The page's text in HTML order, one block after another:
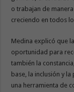
o trabajan de
creciendo en todos
Medina explicó que
oportunidad para
también la
base, la inclusión y
una herramienta de